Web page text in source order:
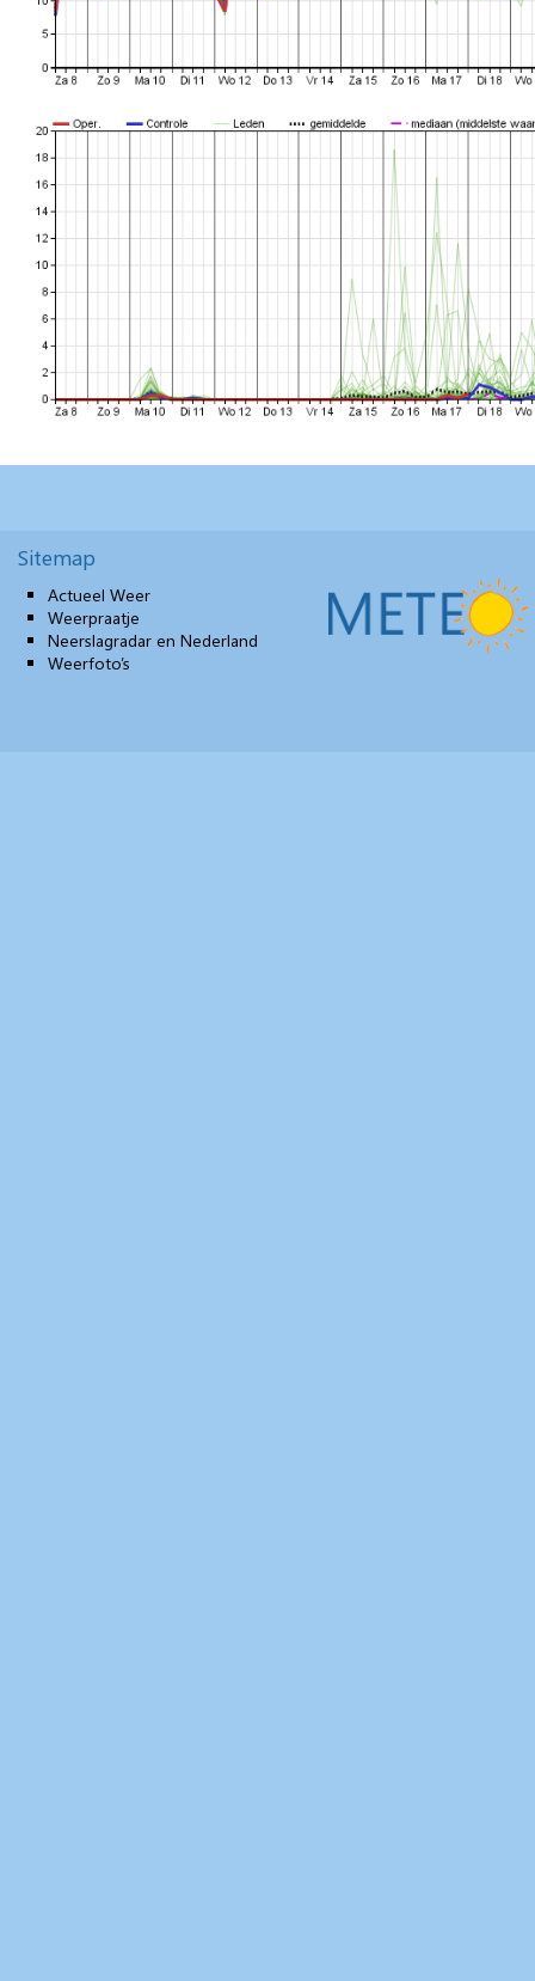
Sitemap
Actueel Weer
Weerpraatje
Neerslagradar en Nederland
Weerfoto’s